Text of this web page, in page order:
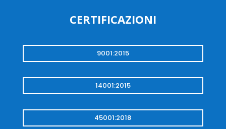
CERTIFICAZIONI
9001:2015
14001:2015
45001:2018